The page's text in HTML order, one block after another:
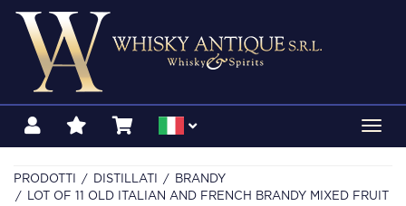
PRODOTTI DISTILLATI
BRANDY
LOT OF 11 OLD ITALIAN AND FRENCH BRANDY MIXED FRUIT